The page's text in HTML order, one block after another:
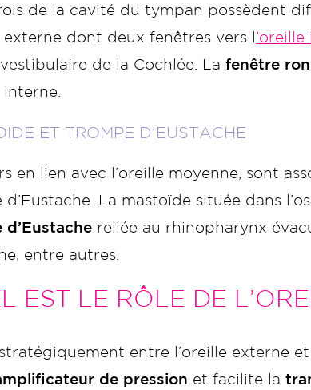
de la cavité du tympan possèdent
externe dont deux fenêtres vers l
de la Cochlée. La fenêtre
interne.
ET TROMPE D’EUSTACHE
en lien avec l’oreille moyenne, sont
La mastoïde située dans
reliée au rhinopharynx
entre autres.
EST LE RÔLE DE
entre l’oreille externe
de pression et facilite la